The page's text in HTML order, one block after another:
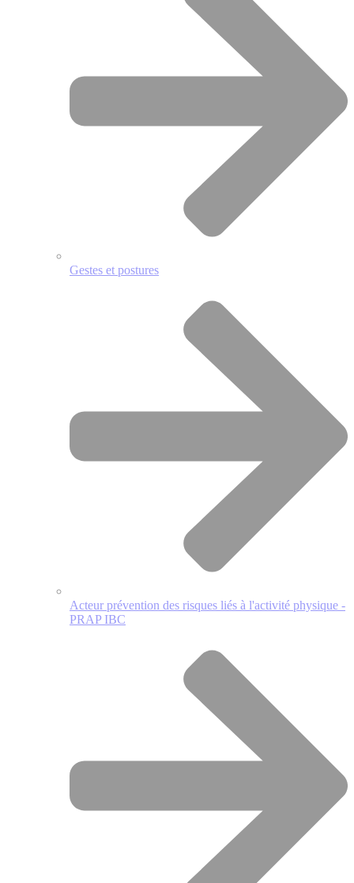
Gestes et postures
Acteur prévention des risques liés à l'activité physique -
PRAP IBC